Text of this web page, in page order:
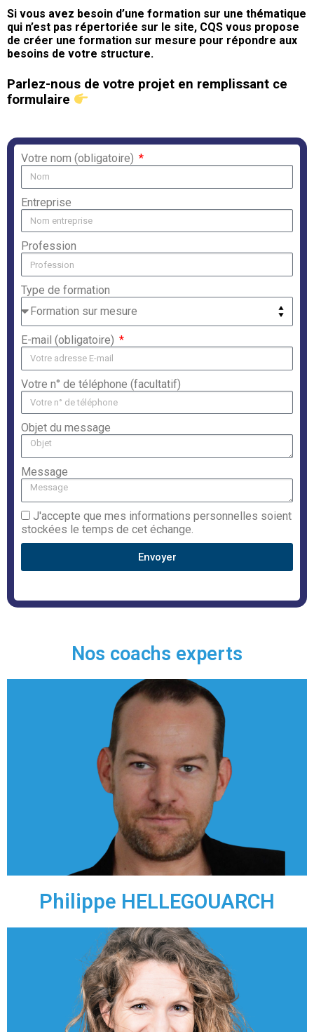
Si vous avez besoin d’une formation sur une thématique
qui n’est pas répertoriée sur le site, CQS vous propose
de créer une formation sur mesure pour répondre aux
besoins de votre structure.
Parlez-nous de votre projet en remplissant ce
formulaire
Votre nom (obligatoire)
Entreprise
Profession
Type de formation
E-mail (obligatoire)
Votre n° de téléphone (facultatif)
Objet du message
Message
J'accepte que mes informations personnelles soient
stockées le temps de cet échange.
Envoyer
Nos coachs experts
Consultant & Fondateur de Renaître
Coaching
"J'accompagne des managers souhaitant progresser,
des collaborateurs souhaitant mieux vivre et des
surdoués qui ont envie d’accélérer"
Linked In
Philippe HELLEGOUARCH
Coach & Formatrice
•Coach de managers et de chefs d'entreprise.
•Spécialisée dans l'accompagnement au changement.